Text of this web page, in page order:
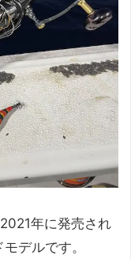
年に発売され
デルです。